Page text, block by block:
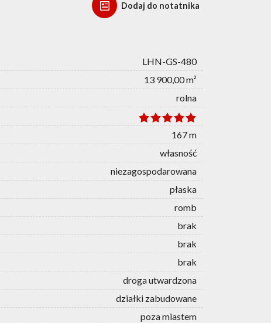
Dodaj do notatnika
LHN-GS-480
13 900,00 m²
rolna
167 m
własność
niezagospodarowana
płaska
romb
brak
brak
brak
droga utwardzona
działki zabudowane
poza miastem